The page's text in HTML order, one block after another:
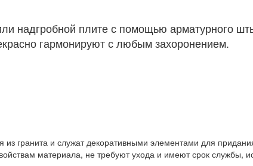
надгробной плите с помощью арматурного
гармонируют с любым захоронением.
из гранита и служат декоративными элементами для
материала, не требуют ухода и имеют срок службы,